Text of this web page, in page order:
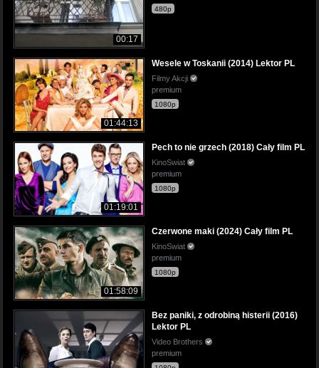
00:17
480p
01:44:13
Wesele w Toskanii (2014) Lektor PL
Filmy Akcji
premium
1080p
01:19:01
Pech to nie grzech (2018) Cały film PL
KinoSwiat
premium
1080p
01:58:09
Czerwone maki (2024) Cały film PL
KinoSwiat
premium
1080p
Bez paniki, z odrobiną histerii (2016)
Lektor PL
Video Brothers
premium